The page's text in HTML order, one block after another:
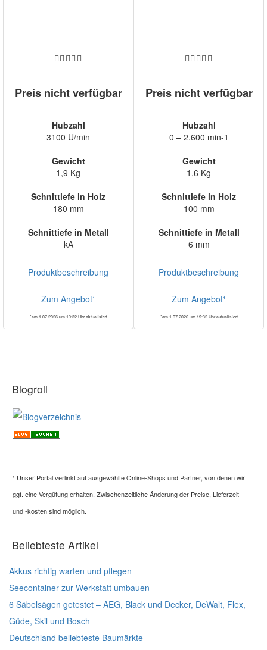
Preis nicht verfügbar
Hubzahl
3100 U/min
Gewicht
1,9 Kg
Schnittiefe in Holz
180 mm
Schnittiefe in Metall
kA
Produktbeschreibung
Zum Angebot¹
*am 1.07.2026 um 19:32 Uhr aktualisiert
Preis nicht verfügbar
Hubzahl
0 – 2.600 min-1
Gewicht
1,6 Kg
Schnittiefe in Holz
100 mm
Schnittiefe in Metall
6 mm
Produktbeschreibung
Zum Angebot¹
*am 1.07.2026 um 19:32 Uhr aktualisiert
Blogroll
¹ Unser Portal verlinkt auf ausgewählte Online-Shops und Partner, von denen wir
ggf. eine Vergütung erhalten. Zwischenzeitliche Änderung der Preise, Lieferzeit
und -kosten sind möglich.
Beliebteste Artikel
Akkus richtig warten und pflegen
Seecontainer zur Werkstatt umbauen
6 Säbelsägen getestet – AEG, Black und Decker, DeWalt, Flex,
Güde, Skil und Bosch
Deutschland beliebteste Baumärkte